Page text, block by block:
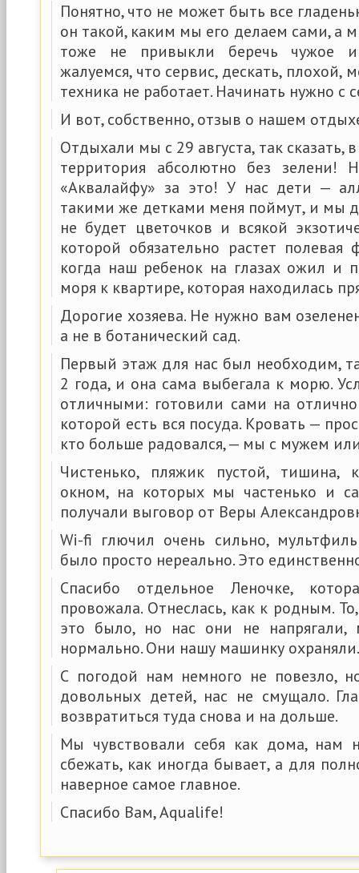
Понятно, что не может быть все
он такой, каким мы его делаем сами, а
тоже не привыкли беречь чужое
жалуемся, что сервис, дескать, плохой,
техника не работает. Начинать нужно с
И вот, собственно, отзыв о нашем
Отдыхали мы с 29 августа, так сказать,
территория абсолютно без зелени!
«Аквалайфу» за это! У нас дети —
такими же детками меня поймут, и мы
не будет цветочков и всякой
которой обязательно растет
когда наш ребенок на глазах ожил и
моря к квартире, которая находилась
Дорогие хозяева. Не нужно вам
а не в ботанический сад.
Первый этаж для нас был необходим,
2 года, и она сама выбегала к морю.
отличными: готовили сами на
которой есть вся посуда. Кровать —
кто больше радовался, — мы с мужем
Чистенько, пляжик пустой, тишина,
окном, на которых мы частенько и
получали выговор от Веры
Wi-fi глючил очень сильно,
было просто нереально. Это
Спасибо отдельное Леночке,
провожала. Отнеслась, как к родным.
это было, но нас они не
нормально. Они нашу машинку охраняли.
С погодой нам немного не повезло,
довольных детей, нас не смущало.
возвратиться туда снова и на дольше.
Мы чувствовали себя как дома, нам
сбежать, как иногда бывает, а для
наверное самое главное.
Спасибо Вам, Aqualife!